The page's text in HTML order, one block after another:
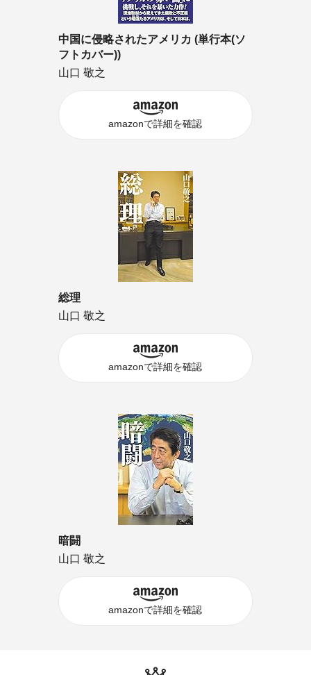
中国に侵略されたアメリカ (単行本(ソ
フトカバー))
山口 敬之
amazonで詳細を確認
総理
山口 敬之
amazonで詳細を確認
暗闘
山口 敬之
amazonで詳細を確認